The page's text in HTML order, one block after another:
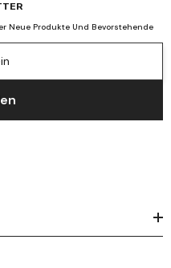
Neue Produkte Und Bevorstehende